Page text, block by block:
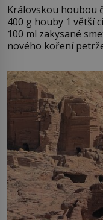
Královskou houbou
400 g houby 1 větší
100 ml zakysané
nového koření